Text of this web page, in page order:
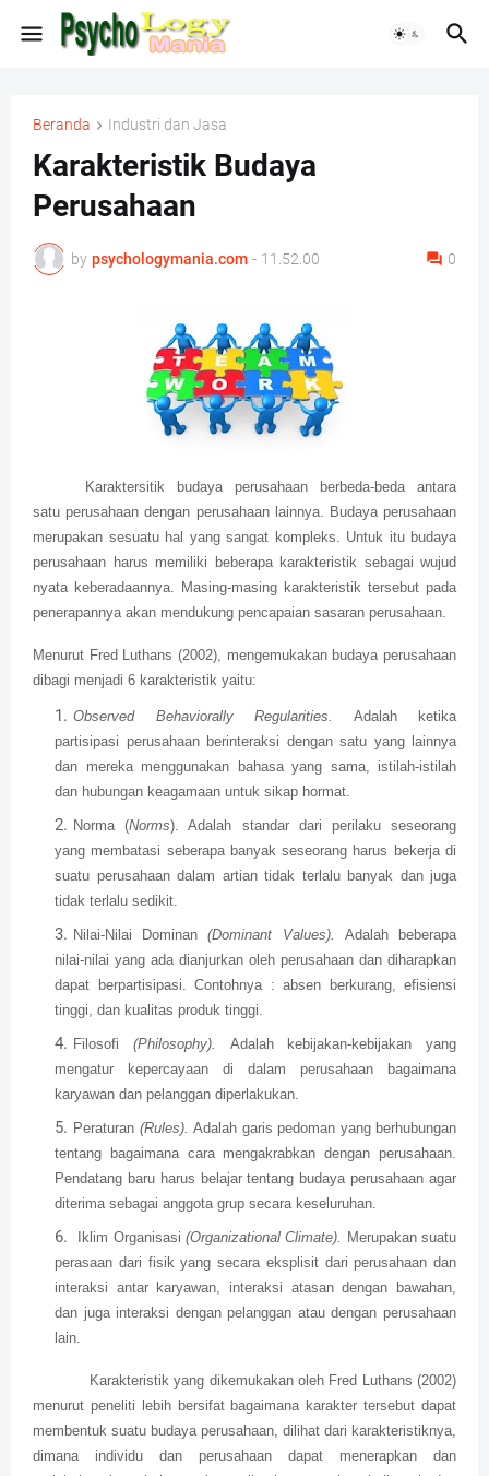
Beranda Industri dan Jasa
Karakteristik Budaya
Perusahaan
by psychologymania.com - 11.52.00 0
Karaktersitik budaya perusahaan berbeda-beda antara
satu perusahaan dengan perusahaan lainnya. Budaya perusahaan
merupakan sesuatu hal yang sangat kompleks. Untuk itu budaya
perusahaan harus memiliki beberapa karakteristik sebagai wujud
nyata keberadaannya. Masing-masing karakteristik tersebut pada
penerapannya akan mendukung pencapaian sasaran perusahaan.
Menurut Fred Luthans (2002), mengemukakan budaya perusahaan
dibagi menjadi 6 karakteristik yaitu:
Observed Behaviorally Regularities.
Adalah ketika
partisipasi perusahaan berinteraksi dengan satu yang lainnya
dan mereka menggunakan bahasa yang sama, istilah-istilah
dan hubungan keagamaan untuk sikap hormat.
Norma (Norms). Adalah standar dari perilaku seseorang
yang membatasi seberapa banyak seseorang harus bekerja di
suatu perusahaan dalam artian tidak terlalu banyak dan juga
tidak terlalu sedikit.
Nilai-Nilai Dominan(Dominant Values). Adalah beberapa
nilai-nilai yang ada dianjurkan oleh perusahaan dan diharapkan
dapat berpartisipasi. Contohnya : absen berkurang, efisiensi
tinggi, dan kualitas produk tinggi.
Filosofi (Philosophy). Adalah kebijakan-kebijakan yang
mengatur kepercayaan di dalam perusahaan bagaimana
karyawan dan pelanggan diperlakukan.
Peraturan (Rules). Adalah garis pedoman yang berhubungan
tentang bagaimana cara mengakrabkan dengan perusahaan.
Pendatang baru harus belajar tentang budaya perusahaan agar
diterima sebagai anggota grup secara keseluruhan.
Iklim Organisasi(Organizational Climate). Merupakan suatu
perasaan dari fisik yang secara eksplisit dari perusahaan dan
interaksi antar karyawan, interaksi atasan dengan bawahan,
dan juga interaksi dengan pelanggan atau dengan perusahaan
lain.
Karakteristik yang dikemukakan oleh Fred Luthans (2002)
menurut peneliti lebih bersifat bagaimana karakter tersebut dapat
membentuk suatu budaya perusahaan, dilihat dari karakteristiknya,
dimana individu dan perusahaan dapat menerapkan dan